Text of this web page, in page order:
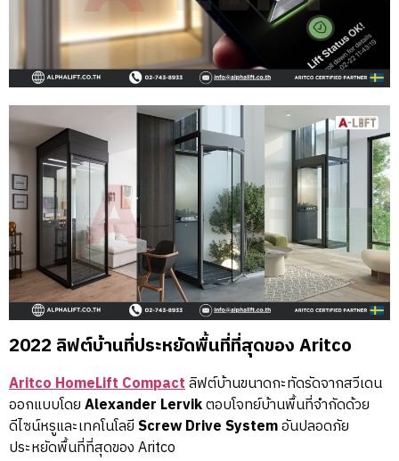
2022 ลิฟต์บ้านที่ประหยัดพื้นที่ที่สุดของ Aritco
Aritco HomeLift Compactลิฟต์บ้านขนาดกะทัดรัดจากสวีเดน
ออกแบบโดยAlexander Lervikตอบโจทย์บ้านพื้นที่จำกัดด้วย
ดีไซน์หรูและเทคโนโลยีScrew Drive Systemอันปลอดภัย
ประหยัดพื้นที่ที่สุดของ Aritco